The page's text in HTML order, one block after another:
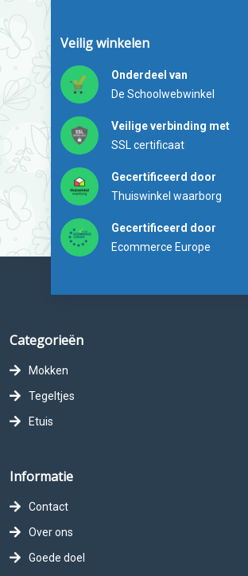
Veilig winkelen
Onderdeel van
De Schoolwebwinkel
Veilige verbinding met
SSL certificaat
Gecertificeerd door
Thuiswinkel waarborg
Gecertificeerd door
Ecommerce Europe
Categorieën
Mokken
Tegeltjes
Etuis
Informatie
Contact
Over ons
Goede doel